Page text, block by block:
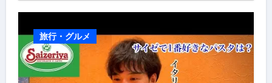
風景】
旅行・グルメ